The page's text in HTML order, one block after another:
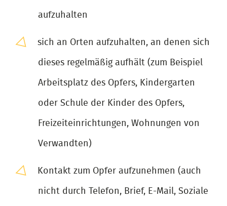
aufzuhalten
sich an Orten aufzuhalten, an denen sich
dieses regelmäßig aufhält (zum Beispiel
Arbeitsplatz des Opfers, Kindergarten
oder Schule der Kinder des Opfers,
Freizeiteinrichtungen, Wohnungen von
Verwandten)
Kontakt zum Opfer aufzunehmen (auch
nicht durch Telefon, Brief, E-Mail, Soziale